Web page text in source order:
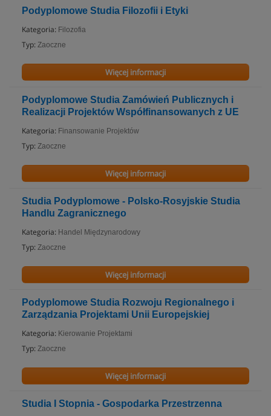
Podyplomowe Studia Filozofii i Etyki
Kategoria: Filozofia
Typ: Zaoczne
Więcej informacji
Podyplomowe Studia Zamówień Publicznych i
Realizacji Projektów Współfinansowanych z UE
Kategoria: Finansowanie Projektów
Typ: Zaoczne
Więcej informacji
Studia Podyplomowe - Polsko-Rosyjskie Studia
Handlu Zagranicznego
Kategoria: Handel Międzynarodowy
Typ: Zaoczne
Więcej informacji
Podyplomowe Studia Rozwoju Regionalnego i
Zarządzania Projektami Unii Europejskiej
Kategoria: Kierowanie Projektami
Typ: Zaoczne
Więcej informacji
Studia I Stopnia - Gospodarka Przestrzenna